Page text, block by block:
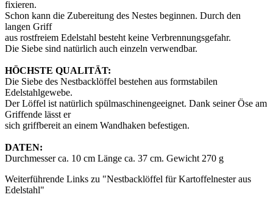
fixieren.
Schon kann die Zubereitung des Nestes beginnen. Durch den
langen Griff
aus rostfreiem Edelstahl besteht keine Verbrennungsgefahr.
Die Siebe sind natürlich auch einzeln verwendbar.
HÖCHSTE QUALITÄT:
Die Siebe des Nestbacklöffel bestehen aus formstabilen
Edelstahlgewebe.
Der Löffel ist natürlich spülmaschinengeeignet. Dank seiner Öse am
Griffende lässt er
sich griffbereit an einem Wandhaken befestigen.
DATEN:
Durchmesser ca. 10 cm Länge ca. 37 cm. Gewicht 270 g
Weiterführende Links zu "Nestbacklöffel für Kartoffelnester aus
Edelstahl"